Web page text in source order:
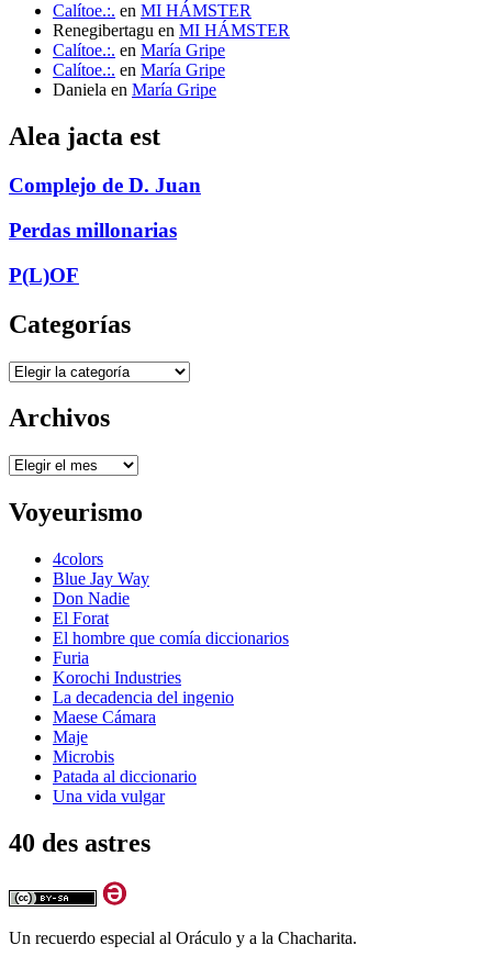
Calítoe.:. en MI HÁMSTER
Renegibertagu en MI HÁMSTER
Calítoe.:. en María Gripe
Calítoe.:. en María Gripe
Daniela en María Gripe
Alea jacta est
Complejo de D. Juan
Perdas millonarias
P(L)OF
Categorías
Categorías
Archivos
Archivos
Voyeurismo
4colors
Blue Jay Way
Don Nadie
El Forat
El hombre que comía diccionarios
Furia
Korochi Industries
La decadencia del ingenio
Maese Cámara
Maje
Microbis
Patada al diccionario
Una vida vulgar
40 des astres
Un recuerdo especial al Oráculo y a la Chacharita.